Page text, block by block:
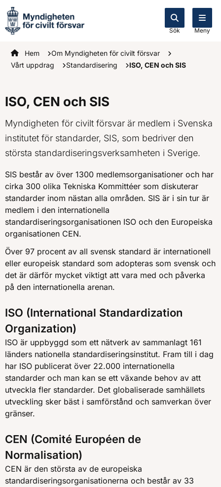
Sök Meny
Startsidan
Hem
Om Myndigheten för civilt försvar
Vårt uppdrag
Standardisering ISO, CEN och SIS
ISO, CEN och SIS
Myndigheten för civilt försvar är medlem i Svenska
institutet för standarder, SIS, som bedriver den
största standardiseringsverksamheten i Sverige.
SIS består av över 1300 medlemsorganisationer och har
cirka 300 olika Tekniska Kommittéer som diskuterar
standarder inom nästan alla områden. SIS är i sin tur är
medlem i den internationella
standardiseringsorganisationen ISO och den Europeiska
organisationen CEN.
Över 97 procent av all svensk standard är internationell
eller europeisk standard som adopteras som svensk och
det är därför mycket viktigt att vara med och påverka
på den internationella arenan.
ISO (International Standardization
Organization)
ISO är uppbyggd som ett nätverk av sammanlagt 161
länders nationella standardiseringsinstitut. Fram till i dag
har ISO publicerat över 22.000 internationella
standarder och man kan se ett växande behov av att
utveckla fler standarder. Det globaliserade samhällets
utveckling sker bäst i samförstånd och samverkan över
gränser.
CEN (Comité Européen de
Normalisation)
CEN är den största av de europeiska
standardiseringsorganisationerna och består av 33